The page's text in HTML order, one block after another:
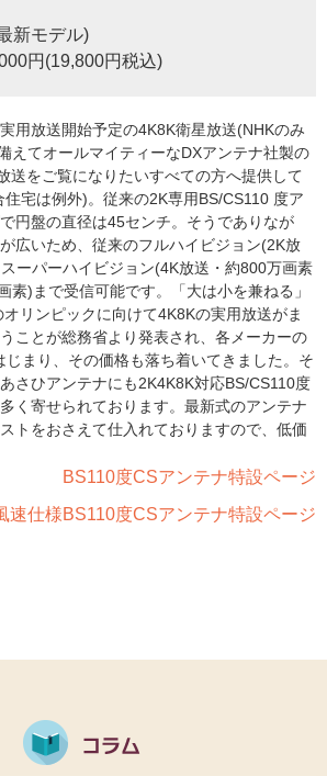
新モデル)
円(19,800円税込)
用放送開始予定の4K8K衛星放送(NHKのみ
えてオールマイティーなDXアンテナ社製の
送をご覧になりたいすべての方へ提供して
宅は例外)。従来の2K専用BS/CS110 度ア
円盤の直径は45センチ。そうでありなが
広いため、従来のフルハイビジョン(2K放
ーパーハイビジョン(4K放送・約800万画素
素)まで受信可能です。「大は小を兼ねる」
リンピックに向けて4K8Kの実用放送がま
ことが総務省より発表され、各メーカーの
まり、その価格も落ち着いてきました。そ
さひアンテナにも2K4K8K対応BS/CS110度
く寄せられております。最新式のアンテナ
トをおさえて仕入れておりますので、低価
BS110度CSアンテナ特設ページ
速仕様BS110度CSアンテナ特設ページ